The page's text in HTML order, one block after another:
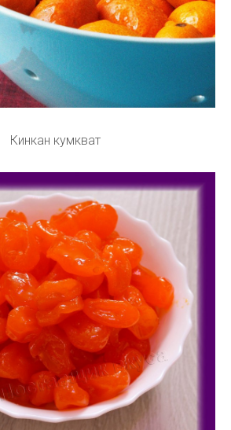
Кинкан кумкват